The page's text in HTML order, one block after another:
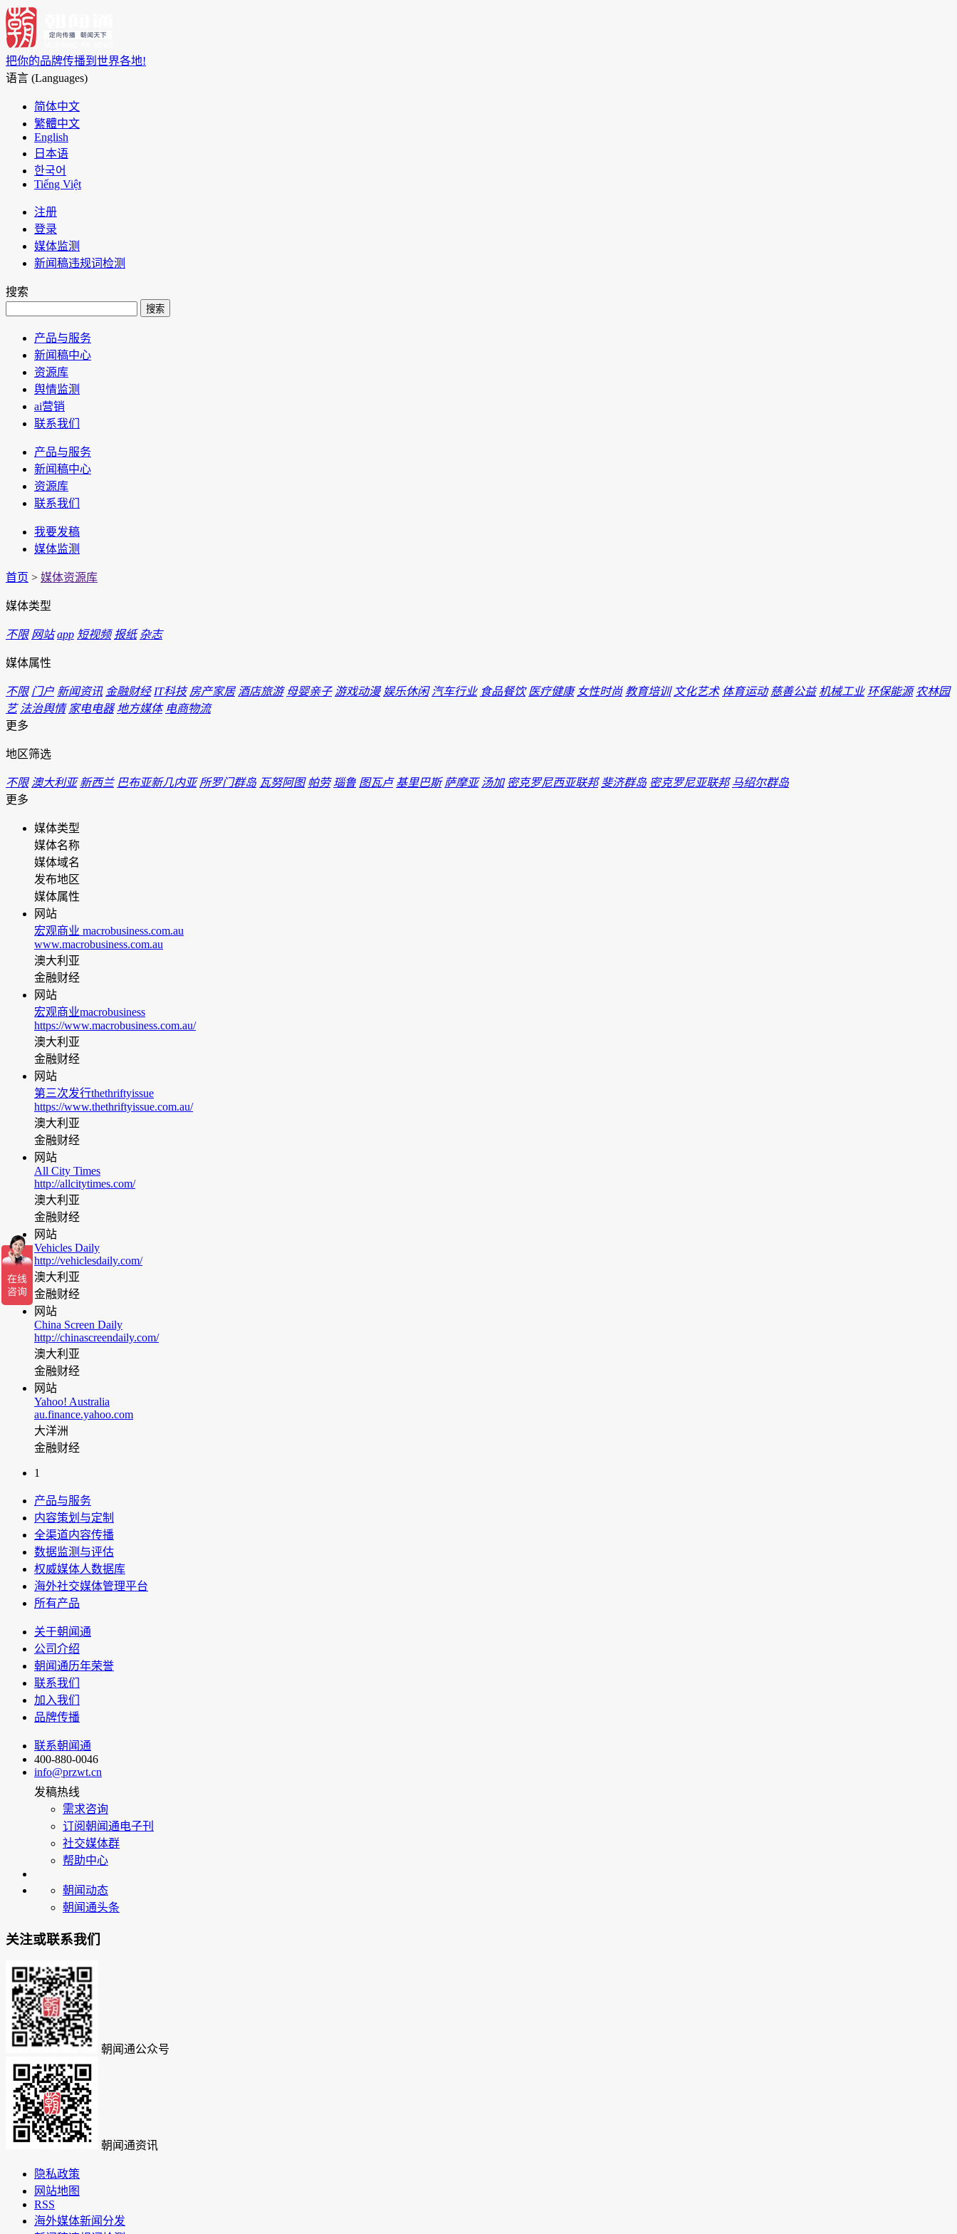
把你的品牌传播到世界各地!
语言 (Languages)
简体中文
繁體中文
English
日本语
한국어
Tiếng Việt
注册
登录
媒体监测
新闻稿违规词检测
搜索
搜索
产品与服务
新闻稿中心
资源库
舆情监测
ai营销
联系我们
产品与服务
新闻稿中心
资源库
联系我们
我要发稿
媒体监测
首页 > 媒体资源库
媒体类型
不限 网站 app 短视频 报纸 杂志
媒体属性
不限 门户 新闻资讯 金融财经 IT科技 房产家居 酒店旅游 母婴亲子 游戏动漫 娱乐休闲 汽车行业 食品餐饮 医疗健康 女性时尚 教育培训 文化艺术 体育运动 慈善公益 机械工业 环保能源 农林园
艺 法治舆情 家电电器 地方媒体 电商物流
更多
地区筛选
不限 澳大利亚 新西兰 巴布亚新几内亚 所罗门群岛 瓦努阿图 帕劳 瑙鲁 图瓦卢 基里巴斯 萨摩亚 汤加 密克罗尼西亚联邦 斐济群岛 密克罗尼亚联邦 马绍尔群岛
更多
媒体类型
媒体名称
媒体域名
发布地区
媒体属性
网站
宏观商业 macrobusiness.com.au
www.macrobusiness.com.au
澳大利亚
金融财经
网站
宏观商业macrobusiness
https://www.macrobusiness.com.au/
澳大利亚
金融财经
网站
第三次发行thethriftyissue
https://www.thethriftyissue.com.au/
澳大利亚
金融财经
网站
All City Times
http://allcitytimes.com/
澳大利亚
金融财经
网站
Vehicles Daily
http://vehiclesdaily.com/
澳大利亚
金融财经
网站
China Screen Daily
http://chinascreendaily.com/
澳大利亚
金融财经
网站
Yahoo! Australia
au.finance.yahoo.com
大洋洲
金融财经
1
产品与服务
内容策划与定制
全渠道内容传播
数据监测与评估
权威媒体人数据库
海外社交媒体管理平台
所有产品
关于朝闻通
公司介绍
朝闻通历年荣誉
联系我们
加入我们
品牌传播
联系朝闻通
400-880-0046
info@przwt.cn
发稿热线
需求咨询
订阅朝闻通电子刊
社交媒体群
帮助中心
朝闻动态
朝闻通头条
关注或联系我们
朝闻通公众号
朝闻通资讯
隐私政策
网站地图
RSS
海外媒体新闻分发